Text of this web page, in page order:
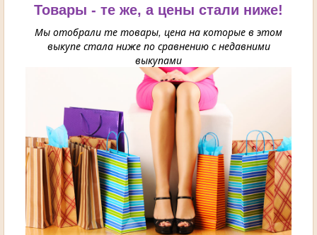
Товары - те же, а цены стали ниже!
Мы отобрали те товары, цена на которые в этом
выкупе стала ниже по сравнению с недавними
выкупами